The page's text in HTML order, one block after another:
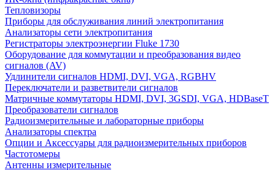
Тепловизоры
Приборы для обслуживания линий электропитания
Анализаторы сети электропитания
Регистраторы электроэнергии Fluke 1730
Оборудование для коммутации и преобразования видео
сигналов (AV)
Удлинители сигналов HDMI, DVI, VGA, RGBHV
Переключатели и разветвители сигналов
Матричные коммутаторы HDMI, DVI, 3GSDI, VGA, HDBaseT
Преобразователи сигналов
Радиоизмерительные и лабораторные приборы
Анализаторы спектра
Опции и Аксессуары для радиоизмерительных приборов
Частотомеры
Антенны измерительные